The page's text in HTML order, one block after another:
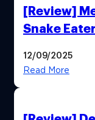
[Review]
Snake
12/09/2025
Read More